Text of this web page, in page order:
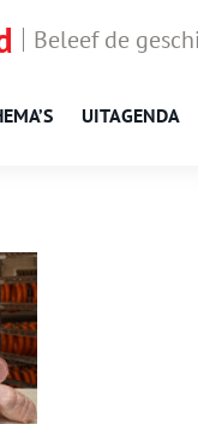
Beleef de
UITAGENDA